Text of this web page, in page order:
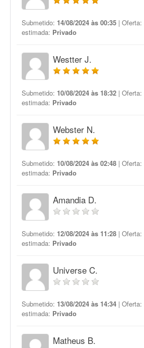
Submetido: 14/08/2024 às 00:35 | Oferta:
estimada: Privado
Westter J.
Submetido: 10/08/2024 às 18:32 | Oferta:
estimada: Privado
Webster N.
Submetido: 10/08/2024 às 02:48 | Oferta:
estimada: Privado
Amandia D.
Submetido: 12/08/2024 às 11:28 | Oferta:
estimada: Privado
Universe C.
Submetido: 13/08/2024 às 14:34 | Oferta:
estimada: Privado
Matheus B.